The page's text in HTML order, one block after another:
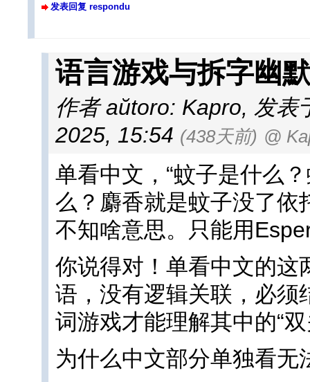
发表回复 respondu
语言游戏与拆字幽默
作者 aŭtoro: Kapro, 发表
2025, 15:54 (438天前) @
单看中文，“蚊子是什么
么？麝香就是蚊子没了依
不知啥意思。只能用
你说得对！单看中文的这
语，没有逻辑关联，必须
词游戏才能理解其中的“
为什么中文部分单独看无